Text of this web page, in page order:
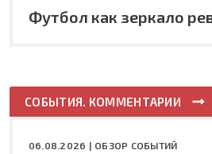
Футбол как зеркало
СОБЫТИЯ. КОММЕНТАРИИ
06.08.2026 | ОБЗОР СОБЫТИЙ